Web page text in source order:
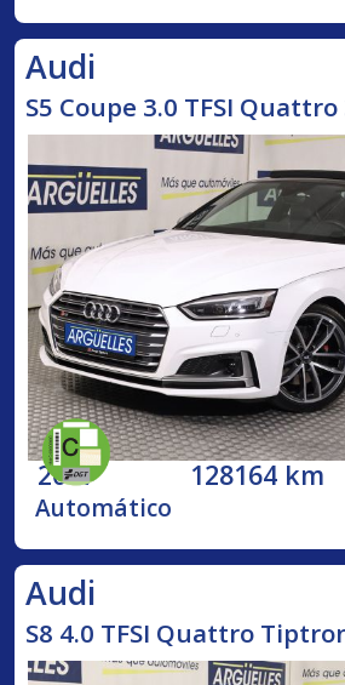
Audi
S5 Coupe 3.0 TFSI
2017 128164 km
Automático
Audi
S8 4.0 TFSI Quattro